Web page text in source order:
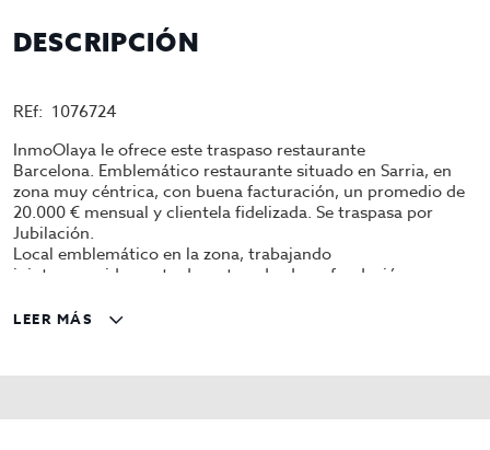
DESCRIPCIÓN
REf: 1076724
InmoOlaya le ofrece este traspaso restaurante
Barcelona. Emblemático restaurante situado en Sarria, en
zona muy céntrica, con buena facturación, un promedio de
20.000 € mensual y clientela fidelizada. Se traspasa por
Jubilación.
Local emblemático en la zona, trabajando
ininterrumpidamente durante y desde su fundación.
Tiene 58 m2 de superficie, con una capacidad para 30
Se encuentra en total funcionamiento y equipado del
lavaplatos. 1 cocina de tres fuegos con horno, 1 congelador,
LEER MÁS